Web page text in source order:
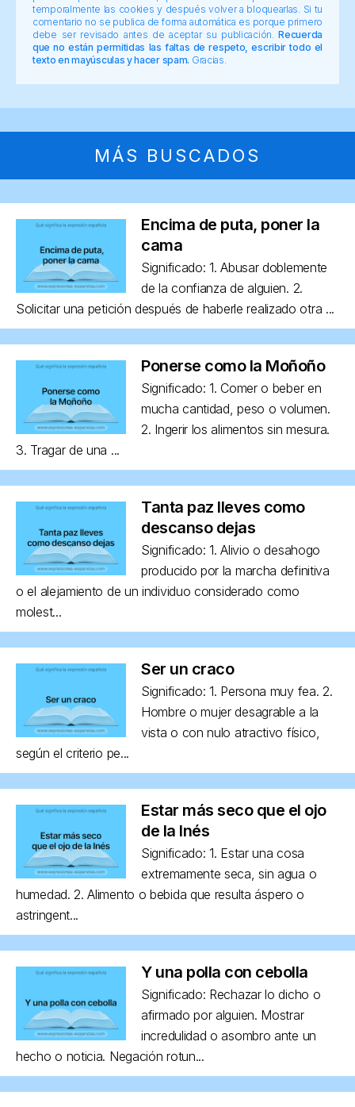
temporalmente las cookies y después volver a bloquearlas. Si tu
comentario no se publica de forma automática es porque primero
debe ser revisado antes de aceptar su publicación.Recuerda
que no están permitidas las faltas de respeto, escribir todo el
texto en mayúsculas y hacer spam. Gracias.
MÁS BUSCADOS
Encima de puta, poner la
cama
Significado: 1. Abusar doblemente
de la confianza de alguien. 2.
Solicitar una petición después de haberle realizado otra ...
Ponerse como la Moñoño
Significado: 1. Comer o beber en
mucha cantidad, peso o volumen.
2. Ingerir los alimentos sin mesura.
3. Tragar de una ...
Tanta paz lleves como
descanso dejas
Significado: 1. Alivio o desahogo
producido por la marcha definitiva
o el alejamiento de un individuo considerado como
molest...
Ser un craco
Significado: 1. Persona muy fea. 2.
Hombre o mujer desagrable a la
vista o con nulo atractivo físico,
según el criterio pe...
Estar más seco que el ojo
de la Inés
Significado: 1. Estar una cosa
extremamente seca, sin agua o
humedad. 2. Alimento o bebida que resulta áspero o
astringent...
Y una polla con cebolla
Significado: Rechazar lo dicho o
afirmado por alguien. Mostrar
incredulidad o asombro ante un
hecho o noticia. Negación rotun...